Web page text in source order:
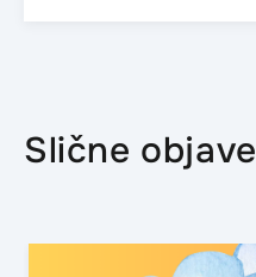
Slične objave